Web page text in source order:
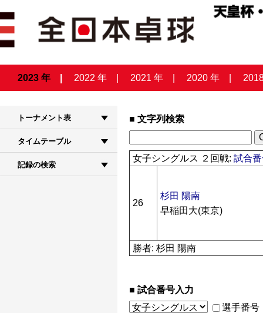
2023 年 2022 年 2021 年 2020 年
トーナメント表
タイムテーブル
記録の検索
文字列検索
女子シングルス ２回戦:試合
26
杉田 陽南
早稲田大(東京)
勝者: 杉田 陽南
試合番号入力
選手番号